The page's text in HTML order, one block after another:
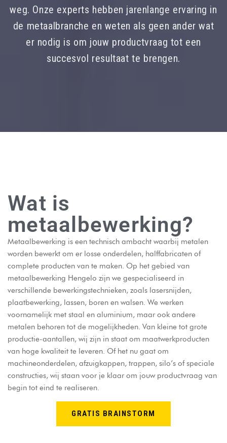
weg. Onze experts hebben jarenlange ervaring in
de metaalbranche en weten als geen ander wat
er nodig is om jouw productvraag tot een
succesvol resultaat te brengen.
Wat is
metaalbewerking?
Metaalbewerking is een technisch ambacht waarbij metalen
worden bewerkt om er losse onderdelen, halffabricaten of
complete producten van te maken. Op het gebied van
metaalbewerking Hengelo zijn we gespecialiseerd in
verschillende bewerkingstechnieken, zoals lasersnijden,
plaatbewerking, lassen, boren en walsen. We werken
voornamelijk met staal en aluminium, maar ook andere
metalen behoren tot de mogelijkheden. Van kleine tot grote
productie-aantallen, wij zijn in staat om maatwerkproducten
van hoge kwaliteit te leveren. Of het nu gaat om
machineonderdelen, afzuigkappen, trappen, silo’s of speciale
constructies, wij staan voor je klaar om jouw productvraag van
begin tot eind te realiseren.
GRATIS BRAINSTORM